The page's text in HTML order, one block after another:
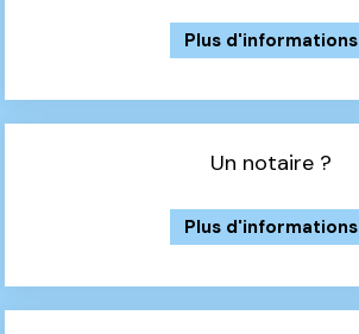
Plus d'informations
Un notaire ?
Plus d'informations